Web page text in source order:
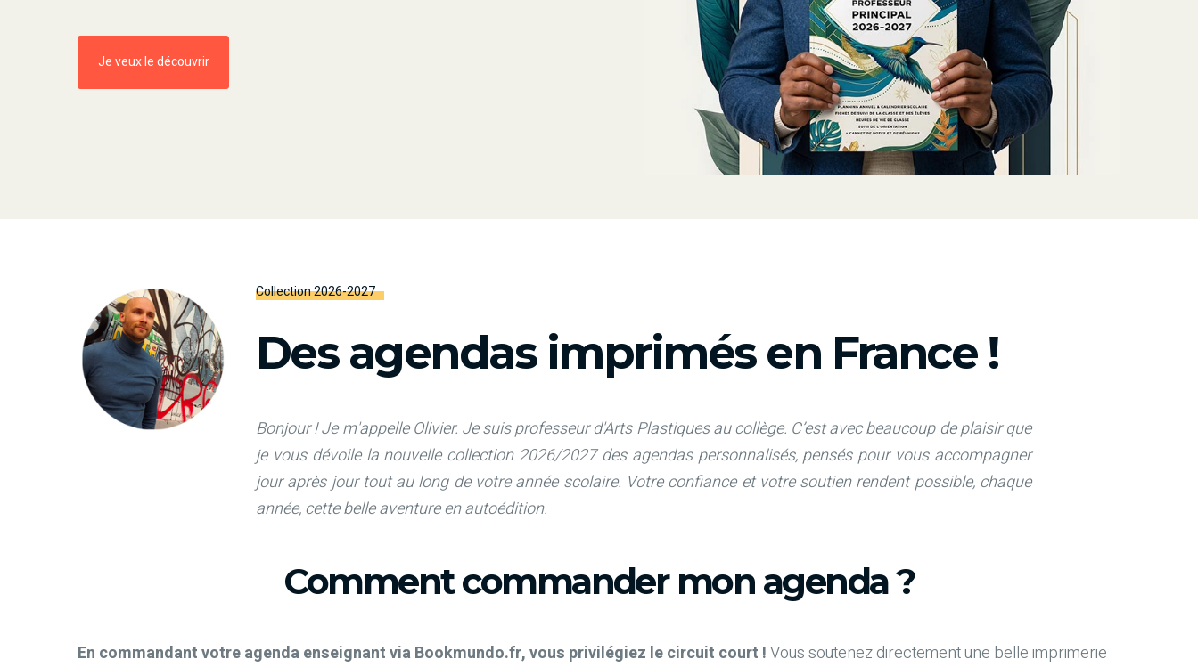
Je veux le découvrir
Collection 2026-2027
Des agendas imprimés en France !
Bonjour ! Je m'appelle Olivier. Je suis professeur d'Arts Plastiques au collège. C’est avec beaucoup de plaisir que
je vous dévoile la nouvelle collection 2026/2027 des agendas personnalisés, pensés pour vous accompagner
jour après jour tout au long de votre année scolaire. Votre confiance et votre soutien rendent possible, chaque
année, cette belle aventure en autoédition.
Comment commander mon agenda ?
En commandant votre agenda enseignant via Bookmundo.fr, vous privilégiez le circuit court !Vous soutenez directement une belle imprimerie